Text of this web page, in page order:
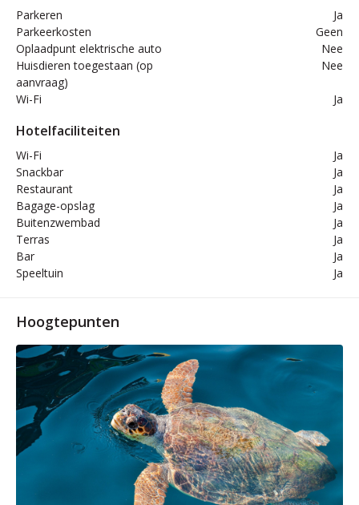
Parkeren
Ja
Parkeerkosten
Geen
Oplaadpunt elektrische auto
Nee
Huisdieren toegestaan (op
aanvraag)
Nee
Wi-Fi Ja
Hotelfaciliteiten
Wi-Fi
Ja
Snackbar
Ja
Restaurant
Ja
Bagage-opslag
Ja
Buitenzwembad
Ja
Terras
Ja
Bar
Ja
Speeltuin
Ja
Hoogtepunten